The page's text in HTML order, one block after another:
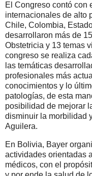
El Congreso contó con
internacionales de alto
Chile, Colombia,
desarrollaron más de
Obstetricia y 13 temas
congreso se realiza
las temáticas
profesionales más
conocimientos y lo
patologías, de esta
posibilidad de mejorar
disminuir la morbilidad
Aguilera.
En Bolivia, Bayer
actividades orientadas
médicos, con el